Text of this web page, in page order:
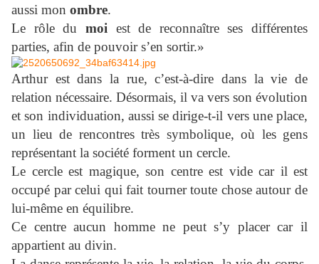
aussi mon ombre.
Le rôle du moi est de reconnaître ses différentes
parties, afin de pouvoir s’en sortir.»
Arthur est dans la rue, c’est-à-dire dans la vie de
relation nécessaire. Désormais, il va vers son évolution
et son individuation, aussi se dirige-t-il vers une place,
un lieu de rencontres très symbolique, où les gens
représentant la société forment un cercle.
Le cercle est magique, son centre est vide car il est
occupé par celui qui fait tourner toute chose autour de
lui-même en équilibre.
Ce centre aucun homme ne peut s’y placer car il
appartient au divin.